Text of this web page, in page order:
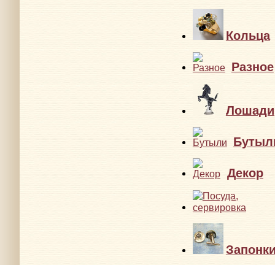
Кольца
Разное
Лошади
Декор